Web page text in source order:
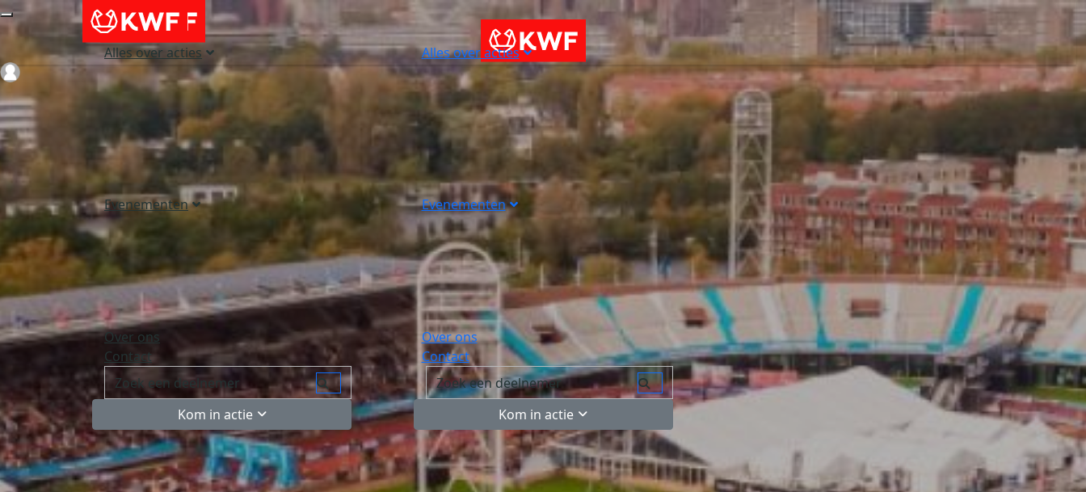
Alles over acties
Evenementen
Over ons
Contact
Kom in actie
Alles over acties
Evenementen
Over ons
Contact
Kom in actie
Login